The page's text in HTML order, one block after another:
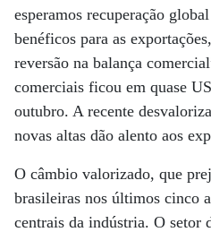
esperamos recuperação
benéficos para as
reversão na balança
comerciais ficou em quase
outubro. A recente
novas altas dão alento aos
O câmbio valorizado, que
brasileiras nos últimos cinco
centrais da indústria. O setor